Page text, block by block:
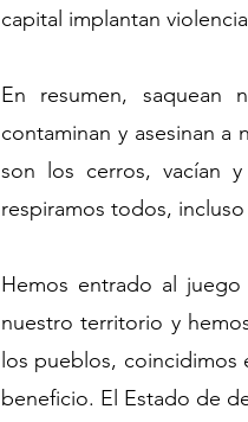
capital implantan
En resumen, saquean
contaminan y asesinan a
son los cerros, vacían
respiramos todos,
Hemos entrado al
nuestro territorio y
los pueblos,
beneficio. El Estado de